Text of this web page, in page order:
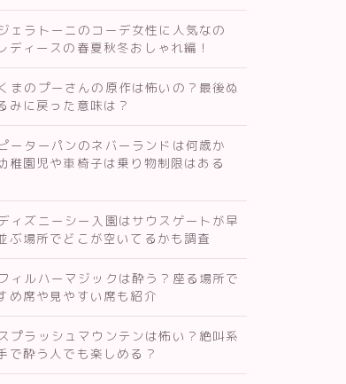
ジェラトーニのコーデ女性に人気なの
ディースの春夏秋冬おしゃれ編！
くまのプーさんの原作は怖いの？最後ぬ
みに戻った意味は？
ピーターパンのネバーランドは何歳か
稚園児や車椅子は乗り物制限はある
ィズニーシー入園はサウスゲートが早
ぶ場所でどこが空いてるかも調査
フィルハーマジックは酔う？座る場所で
め席や見やすい席も紹介
スプラッシュマウンテンは怖い？絶叫系
で酔う人でも楽しめる？